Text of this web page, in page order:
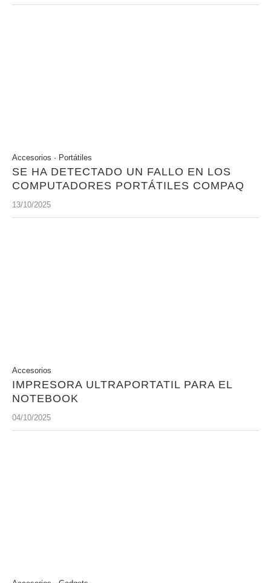
Accesorios · Portátiles
SE HA DETECTADO UN FALLO EN LOS
COMPUTADORES PORTÁTILES COMPAQ
13/10/2025
Accesorios
IMPRESORA ULTRAPORTATIL PARA EL
NOTEBOOK
04/10/2025